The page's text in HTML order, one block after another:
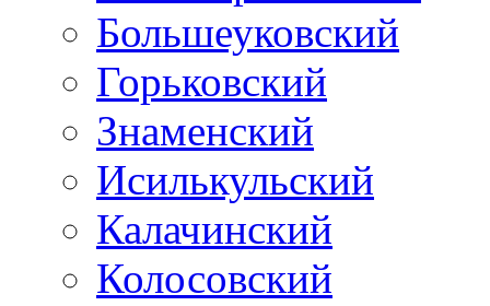
Большеуковский
Горьковский
Знаменский
Исилькульский
Калачинский
Колосовский